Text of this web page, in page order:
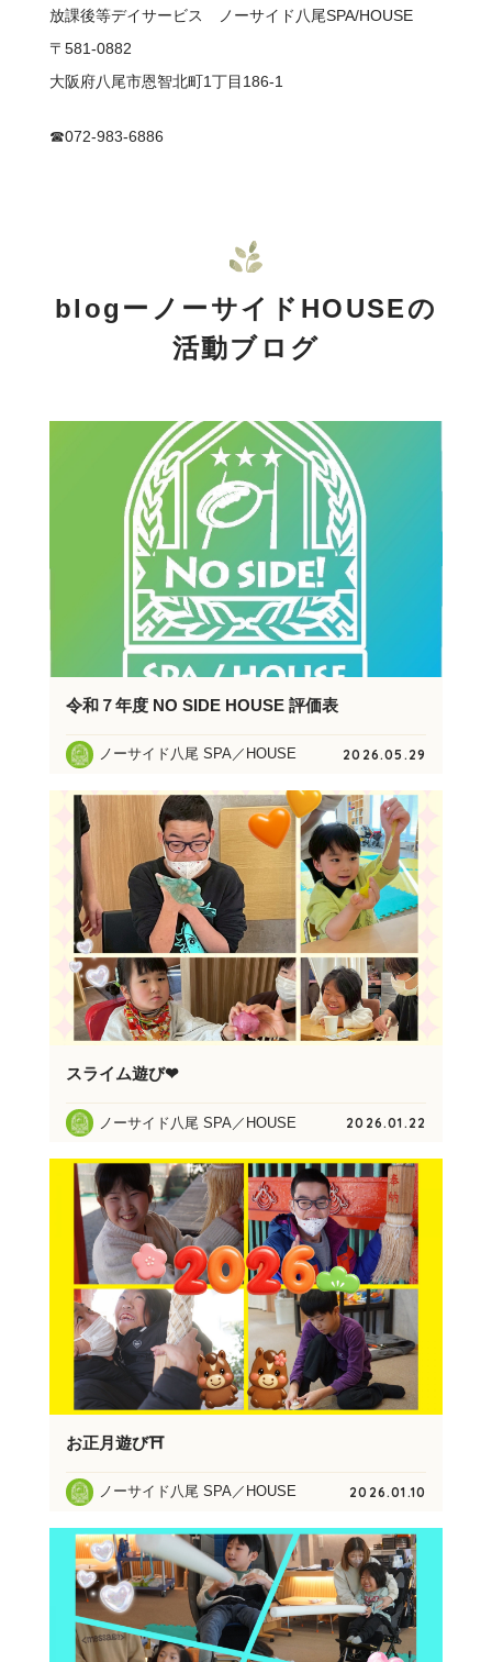
放課後等デイサービス ノーサイド八尾SPA/HOUSE
〒581-0882
大阪府八尾市恩智北町1丁目186-1
☎072-983-6886
blogーノーサイドHOUSEの
活動ブログ
令和７年度 NO SIDE HOUSE 評価表
ノーサイド八尾 SPA／HOUSE 2026.05.29
スライム遊び❤
ノーサイド八尾 SPA／HOUSE 2026.01.22
お正月遊び⛩
ノーサイド八尾 SPA／HOUSE 2026.01.10